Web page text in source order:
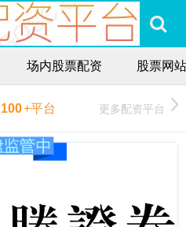
场内股票配资 股票网站
100+平台 更多配资平台